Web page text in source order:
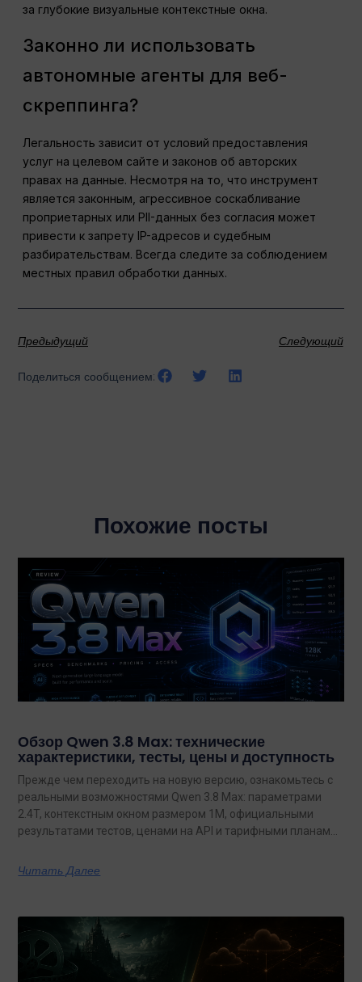
за глубокие визуальные контекстные окна.
Законно ли использовать
автономные агенты для веб-
скреппинга?
Легальность зависит от условий предоставления
услуг на целевом сайте и законов об авторских
правах на данные. Несмотря на то, что инструмент
является законным, агрессивное соскабливание
проприетарных или PII-данных без согласия может
привести к запрету IP-адресов и судебным
разбирательствам. Всегда следите за соблюдением
местных правил обработки данных.
Предыдущий Следующий
Поделиться сообщением:
Похожие посты
Обзор Qwen 3.8 Max: технические
характеристики, тесты, цены и доступность
Прежде чем переходить на новую версию, ознакомьтесь с
реальными возможностями Qwen 3.8 Max: параметрами
2.4T, контекстным окном размером 1M, официальными
результатами тестов, ценами на API и тарифными планами
Читать Далее